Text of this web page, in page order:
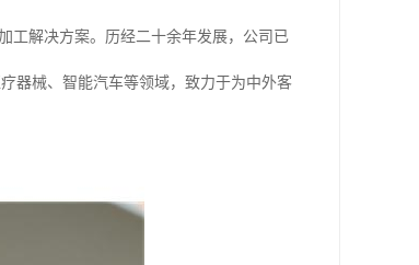
工解决方案。历经二十余年发展，公司已
器械、智能汽车等领域，致力于为中外客